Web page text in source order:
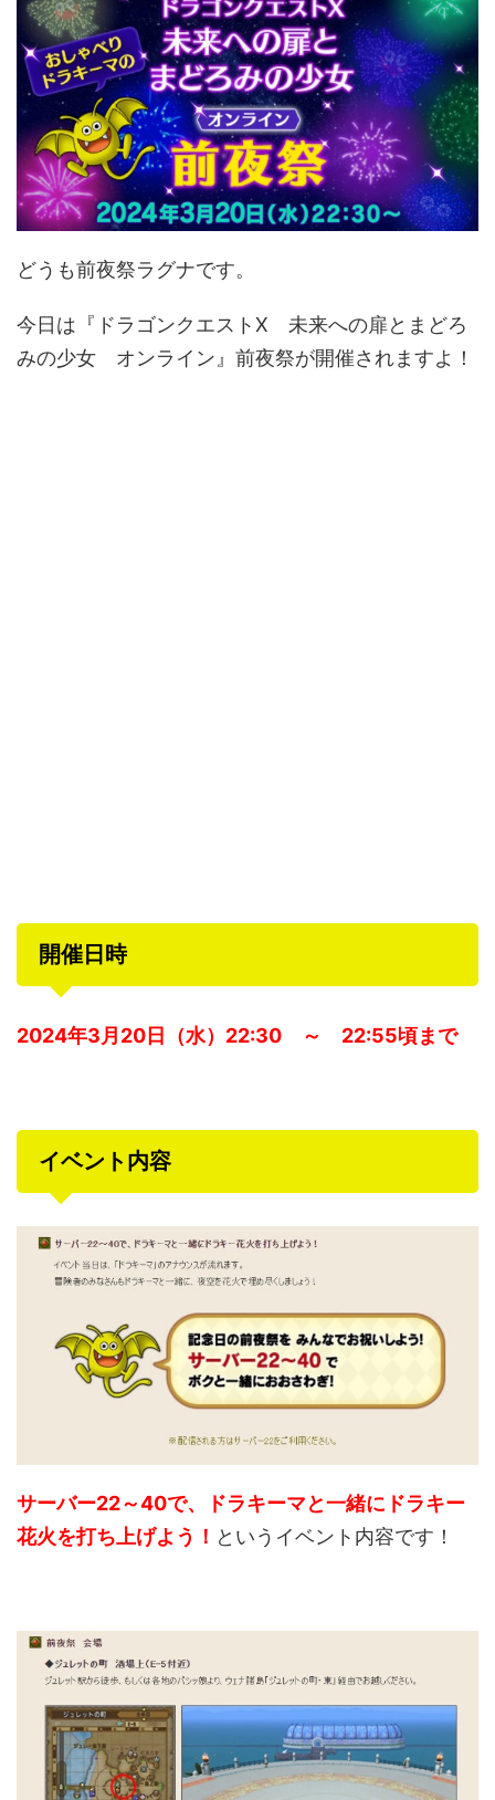
どうも前夜祭ラグナです。
今日は『ドラゴンクエストX 未来への扉とまどろ
みの少女 オンライン』前夜祭が開催されますよ！
開催日時
2024年3月20日（水）22:30 ～ 22:55頃まで
イベント内容
サーバー22～40で、ドラキーマと一緒にドラキー
花火を打ち上げよう！ というイベント内容です！